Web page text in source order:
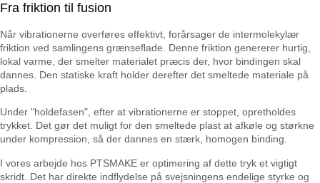
Fra friktion til fusion
Når vibrationerne overføres effektivt, forårsager de intermolekylær
friktion ved samlingens grænseflade. Denne friktion genererer hurtig,
lokal varme, der smelter materialet præcis der, hvor bindingen skal
dannes. Den statiske kraft holder derefter det smeltede materiale på
plads.
Under "holdefasen", efter at vibrationerne er stoppet, opretholdes
trykket. Det gør det muligt for den smeltede plast at afkøle og størkne
under kompression, så der dannes en stærk, homogen binding.
I vores arbejde hos PTSMAKE er optimering af dette tryk et vigtigt
skridt. Det har direkte indflydelse på svejsningens endelige styrke og